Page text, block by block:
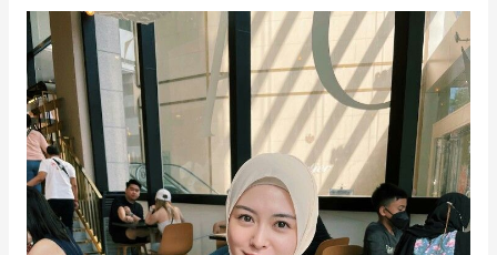
Para
Penyanyi
Wanita
Indonesia